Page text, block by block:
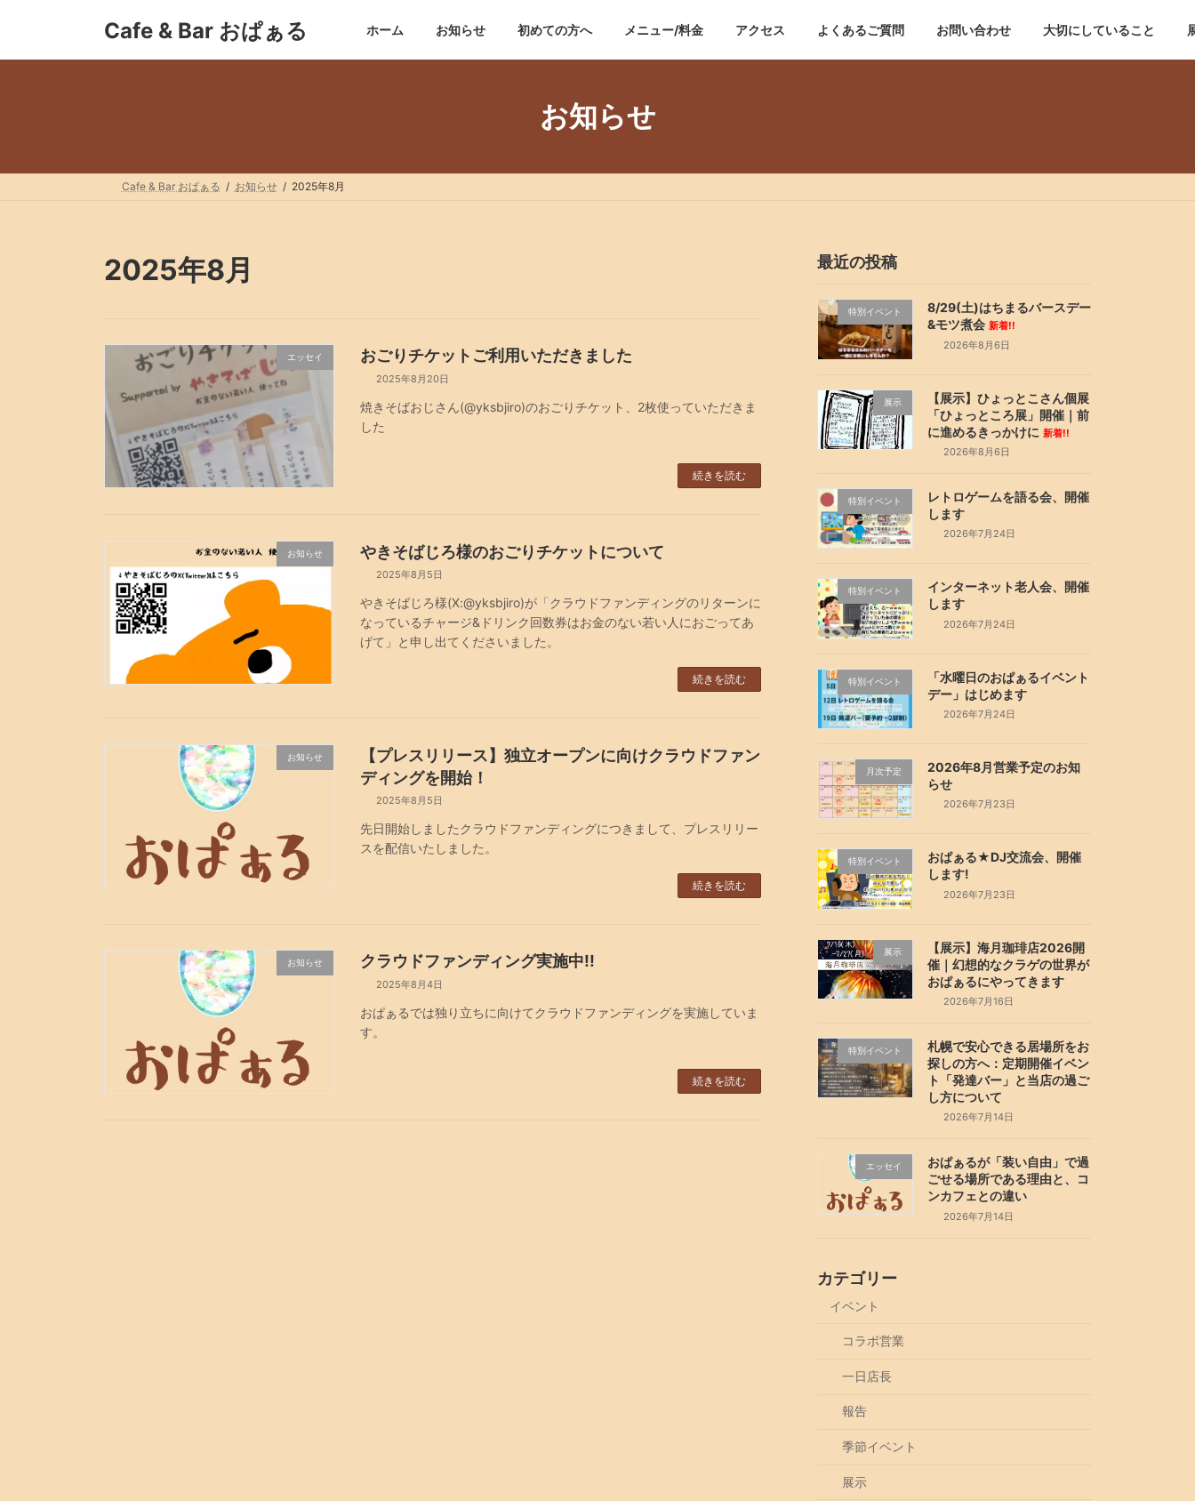
Cafe & Bar おぱぁる ホーム お知らせ 初めての方へ メニュー/料金 アクセス よくあるご質問 お問い合わせ 大切にしていること
お知らせ
Cafe & Bar おぱぁる お知らせ 2025年8月
2025年8月
エッセイ おごりチケットご利用いただきました
2025年8月20日
焼きそばおじさん(@yksbjiro)のおごりチケット、2枚使っていただきま
した
続きを読む
お知らせ やきそばじろ様のおごりチケットについて
2025年8月5日
やきそばじろ様(X:@yksbjiro)が「クラウドファンディングのリターンに
なっているチャージ&ドリンク回数券はお金のない若い人におごってあ
げて」と申し出てくださいました。
続きを読む
お知らせ
【プレスリリース】独立オープンに向けクラウドファン
ディングを開始！
2025年8月5日
先日開始しましたクラウドファンディングにつきまして、プレスリリー
スを配信いたしました。
続きを読む
お知らせ クラウドファンディング実施中!!
2025年8月4日
おぱぁるでは独り立ちに向けてクラウドファンディングを実施していま
す。
続きを読む
最近の投稿
特別イベント
8/29(土)はちまるバースデー
&モツ煮会 新着!!
2026年8月6日
展示
【展示】ひょっとこさん個展
「ひょっところ展」開催｜前
に進めるきっかけに 新着!!
2026年8月6日
特別イベント
レトロゲームを語る会、開催
します
2026年7月24日
特別イベント
インターネット老人会、開催
します
2026年7月24日
特別イベント
「水曜日のおぱぁるイベント
デー」はじめます
2026年7月24日
月次予定
2026年8月営業予定のお知
らせ
2026年7月23日
特別イベント
おぱぁる★DJ交流会、開催
します!
2026年7月23日
展示
【展示】海月珈琲店2026開
催｜幻想的なクラゲの世界が
おぱぁるにやってきます
2026年7月16日
特別イベント
札幌で安心できる居場所をお
探しの方へ：定期開催イベン
ト「発達バー」と当店の過ご
し方について
2026年7月14日
エッセイ
おぱぁるが「装い自由」で過
ごせる場所である理由と、コ
ンカフェとの違い
2026年7月14日
カテゴリー
イベント
コラボ営業
一日店長
報告
季節イベント
展示